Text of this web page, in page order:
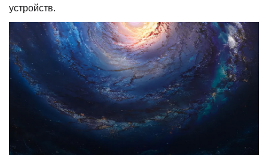
устройств.